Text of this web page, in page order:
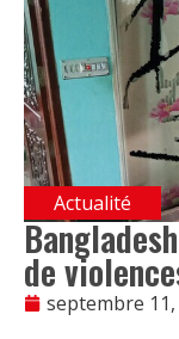
Actualité
de
septembre 11,